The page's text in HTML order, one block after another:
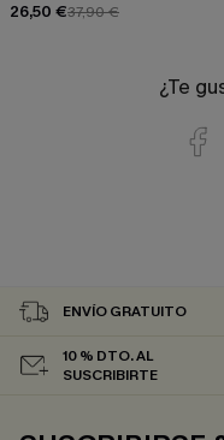
26,50 €37,90 €
¿Te
ENVÍO GRATUITO
10 % DTO. AL
SUSCRIBIRTE